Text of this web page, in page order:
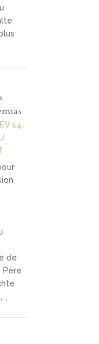
14,
de
Père